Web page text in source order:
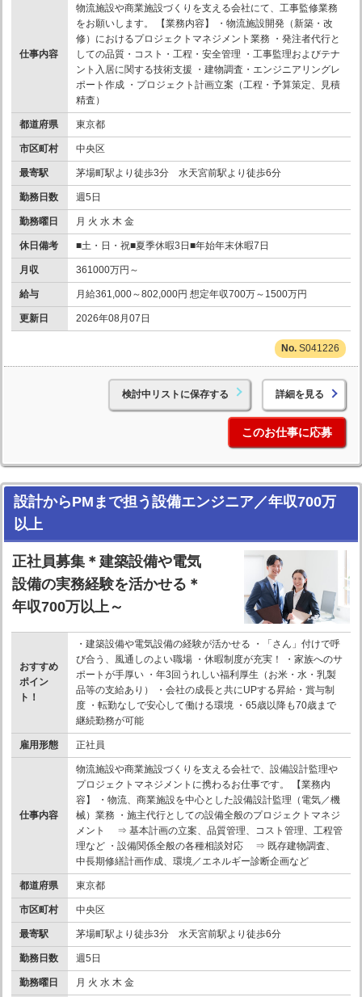
仕事内容
物流施設や商業施設づくりを支える会社にて、工事監修業務
をお願いします。 【業務内容】 ・物流施設開発（新築・改
修）におけるプロジェクトマネジメント業務 ・発注者代行と
しての品質・コスト・工程・安全管理 ・工事監理およびテナ
ント入居に関する技術支援 ・建物調査・エンジニアリングレ
ポート作成 ・プロジェクト計画立案（工程・予算策定、見積
精査）
都道府県 東京都
市区町村 中央区
最寄駅 茅場町駅より徒歩3分 水天宮前駅より徒歩6分
勤務日数 週5日
勤務曜日 月 火 水 木 金
休日備考 ■土・日・祝■夏季休暇3日■年始年末休暇7日
月収 361000万円～
給与 月給361,000～802,000円 想定年収700万～1500万円
更新日 2026年08月07日
S041226
検討中リストに保存する 詳細を見る
このお仕事に応募
設計からPMまで担う設備エンジニア／年収700万
以上
正社員募集＊建築設備や電気
設備の実務経験を活かせる＊
年収700万以上～
おすすめ
ポイン
ト！
・建築設備や電気設備の経験が活かせる ・「さん」付けで呼
び合う、風通しのよい職場 ・休暇制度が充実！ ・家族へのサ
ポートが手厚い ・年3回うれしい福利厚生（お米・水・乳製
品等の支給あり） ・会社の成長と共にUPする昇給・賞与制
度 ・転勤なしで安心して働ける環境 ・65歳以降も70歳まで
継続勤務が可能
雇用形態 正社員
仕事内容
物流施設や商業施設づくりを支える会社で、設備設計監理や
プロジェクトマネジメントに携わるお仕事です。 【業務内
容】 ・物流、商業施設を中心とした設備設計監理（電気／機
械）業務 ・施主代行としての設備全般のプロジェクトマネジ
メント ⇒ 基本計画の立案、品質管理、コスト管理、工程管
理など ・設備関係全般の各種相談対応 ⇒ 既存建物調査、
中長期修繕計画作成、環境／エネルギー診断企画など
都道府県 東京都
市区町村 中央区
最寄駅 茅場町駅より徒歩3分 水天宮前駅より徒歩6分
勤務日数 週5日
勤務曜日 月 火 水 木 金